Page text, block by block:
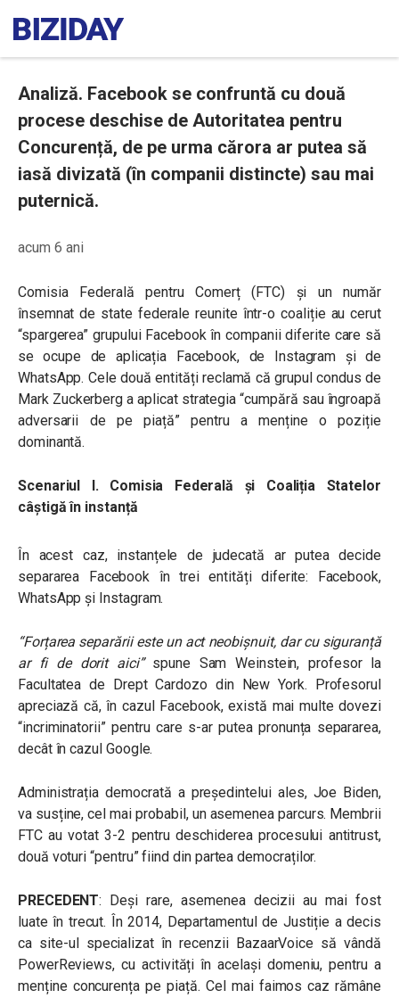
Analiză. Facebook se confruntă cu două
procese deschise de Autoritatea pentru
Concurență, de pe urma cărora ar putea să
iasă divizată (în companii distincte) sau mai
puternică.
acum 6 ani
Comisia Federală pentru Comerț (FTC) și un număr
însemnat de state federale reunite într-o coaliție au cerut
“spargerea” grupului Facebook în companii diferite care să
se ocupe de aplicația Facebook, de Instagram și de
WhatsApp. Cele două entități reclamă că grupul condus de
Mark Zuckerberg a aplicat strategia “cumpără sau îngroapă
adversarii de pe piață” pentru a menține o poziție
dominantă.
Scenariul I. Comisia Federală și Coaliția Statelor
câștigă în instanță
În acest caz, instanțele de judecată ar putea decide
separarea Facebook în trei entități diferite: Facebook,
WhatsApp și Instagram.
“Forțarea separării este un act neobișnuit, dar cu siguranță
ar fi de dorit aici” spune Sam Weinstein, profesor la
Facultatea de Drept Cardozo din New York. Profesorul
apreciază că, în cazul Facebook, există mai multe dovezi
“incriminatorii” pentru care s-ar putea pronunța separarea,
decât în cazul Google.
Administrația democrată a președintelui ales, Joe Biden,
va susține, cel mai probabil, un asemenea parcurs. Membrii
FTC au votat 3-2 pentru deschiderea procesului antitrust,
două voturi “pentru” fiind din partea democraților.
PRECEDENT: Deși rare, asemenea decizii au mai fost
luate în trecut. În 2014, Departamentul de Justiție a decis
ca site-ul specializat în recenzii BazaarVoice să vândă
PowerReviews, cu activități în același domeniu, pentru a
menține concurența pe piață. Cel mai faimos caz rămâne